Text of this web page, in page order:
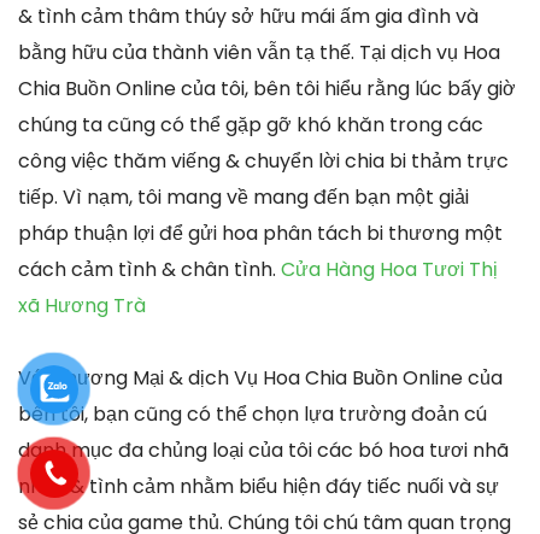
& tình cảm thâm thúy sở hữu mái ấm gia đình và
bằng hữu của thành viên vẫn tạ thế. Tại dịch vụ Hoa
Chia Buồn Online của tôi, bên tôi hiểu rằng lúc bấy giờ
chúng ta cũng có thể gặp gỡ khó khăn trong các
công việc thăm viếng & chuyển lời chia bi thảm trực
tiếp. Vì nạm, tôi mang về mang đến bạn một giải
pháp thuận lợi để gửi hoa phân tách bi thương một
cách cảm tình & chân tình. Cửa Hàng Hoa Tươi Thị
xã Hương Trà
Với Thương Mại & dịch Vụ Hoa Chia Buồn Online của
bên tôi, bạn cũng có thể chọn lựa trường đoản cú
danh mục đa chủng loại của tôi các bó hoa tươi nhã
nhặn & tình cảm nhằm biểu hiện đáy tiếc nuối và sự
sẻ chia của game thủ. Chúng tôi chú tâm quan trọng